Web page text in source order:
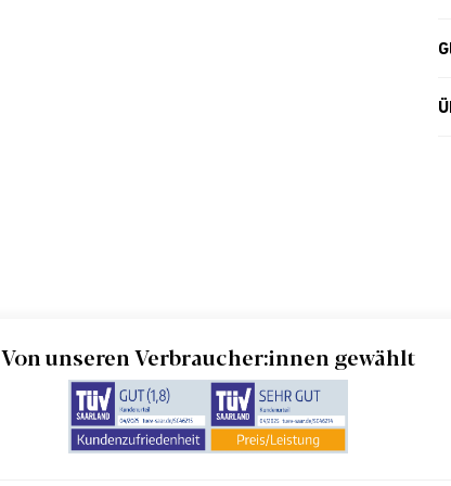
Von unseren Verbraucher:innen gewählt